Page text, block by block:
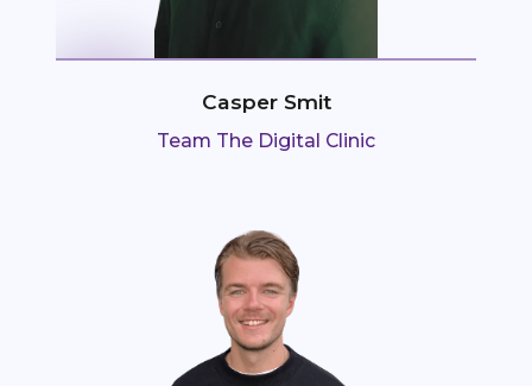
Casper Smit
Team The Digital Clinic